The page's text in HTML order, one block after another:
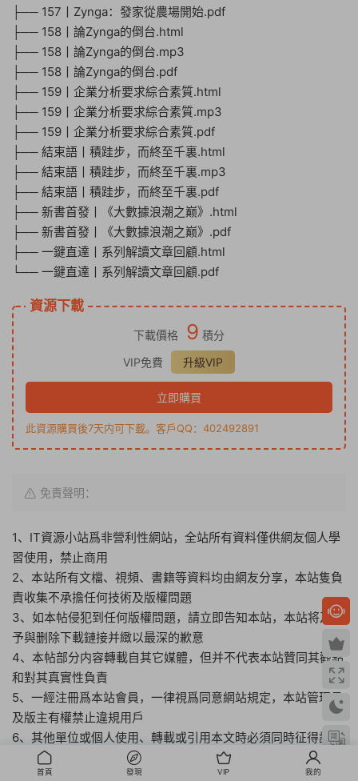
├── 157丨Zynga：發家從農場開始.pdf
├── 158丨論Zynga的倒台.html
├── 158丨論Zynga的倒台.mp3
├── 158丨論Zynga的倒台.pdf
├── 159丨企業分析要求綜合素質.html
├── 159丨企業分析要求綜合素質.mp3
├── 159丨企業分析要求綜合素質.pdf
├── 結束語丨積跬步，而終至千裏.html
├── 結束語丨積跬步，而終至千裏.mp3
├── 結束語丨積跬步，而終至千裏.pdf
├── 新書首發丨《大數據浪潮之巅》.html
├── 新書首發丨《大數據浪潮之巅》.pdf
├── 一鍵直達丨系列解讀文章回顧.html
└── 一鍵直達丨系列解讀文章回顧.pdf
資源下載
下載價格 9 積分
VIP免費
升級VIP
立即購買
此資源購買後7天内可下載。客戶QQ：402492891
免責聲明：
1、IT資源小站爲非營利性網站，全站所有資料僅供網友個人學
習使用，禁止商用
2、本站所有文檔、視頻、書籍等資料均由網友分享，本站隻負
責收集不承擔任何技術及版權問題
3、如本帖侵犯到任何版權問題，請立即告知本站，本站将及時
予與删除下載鏈接并緻以最深的歉意
4、本帖部分内容轉載自其它媒體，但并不代表本站贊同其觀點
和對其真實性負責
5、一經注冊爲本站會員，一律視爲同意網站規定，本站管理員
及版主有權禁止違規用戶
6、其他單位或個人使用、轉載或引用本文時必須同時征得該帖
子作者和IT資源小站的同意
7、IT資源小站管理員和版主有權不事先通知發貼者而删除本文
首頁 發現 VIP 我的